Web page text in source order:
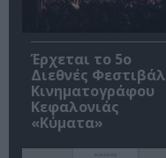
Έρχεται το 5ο
Διεθνές Φεστιβάλ
Κινηματογράφου
Κεφαλονιάς
«Κύματα»